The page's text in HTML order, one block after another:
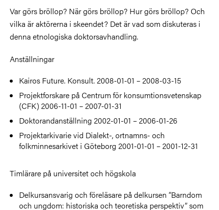
Var görs bröllop? När görs bröllop? Hur görs bröllop? Och
vilka är aktörerna i skeendet? Det är vad som diskuteras i
denna etnologiska doktorsavhandling.
Anställningar
Kairos Future. Konsult. 2008-01-01 – 2008-03-15
Projektforskare på Centrum för konsumtionsvetenskap
(CFK) 2006-11-01 – 2007-01-31
Doktorandanställning 2002-01-01 – 2006-01-26
Projektarkivarie vid Dialekt-, ortnamns- och
folkminnesarkivet i Göteborg 2001-01-01 – 2001-12-31
Timlärare på universitet och högskola
Delkursansvarig och föreläsare på delkursen ”Barndom
och ungdom: historiska och teoretiska perspektiv” som